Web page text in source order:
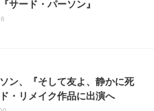
サード・パーソン』
ン、『そして友よ、静かに死
・リメイク作品に出演へ